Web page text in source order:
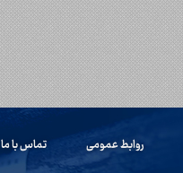
روابط عمومی تماس با ما